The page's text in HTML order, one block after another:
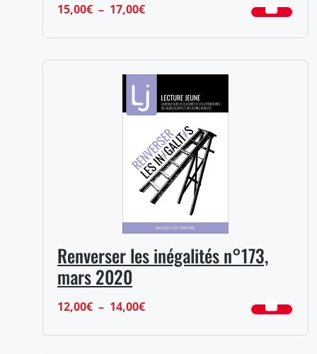
15,00€ – 17,00€Plage
15,00€
Renverser les inégalités n°173,
mars 2020
12,00€ – 14,00€Plage